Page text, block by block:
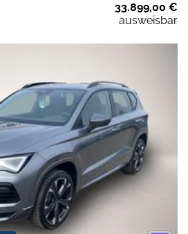
33.899,00 €
ausweisbar